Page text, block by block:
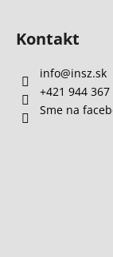
Kontakt
info@insz.sk
+421 944 367
Sme na